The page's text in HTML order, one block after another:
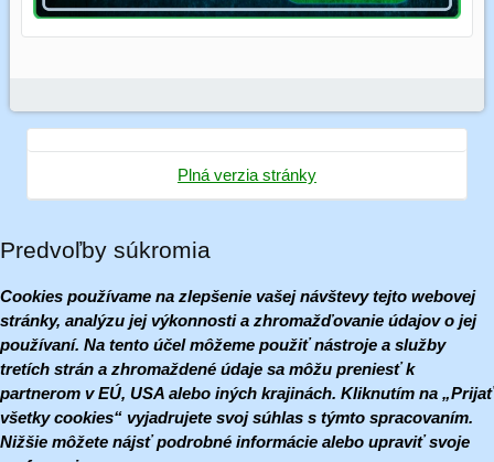
Plná verzia stránky
Predvoľby súkromia
Cookies používame na zlepšenie vašej návštevy tejto webovej
stránky, analýzu jej výkonnosti a zhromažďovanie údajov o jej
používaní. Na tento účel môžeme použiť nástroje a služby
tretích strán a zhromaždené údaje sa môžu preniesť k
partnerom v EÚ, USA alebo iných krajinách. Kliknutím na „Prijať
všetky cookies“ vyjadrujete svoj súhlas s týmto spracovaním.
Nižšie môžete nájsť podrobné informácie alebo upraviť svoje